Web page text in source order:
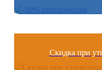
Скидка при